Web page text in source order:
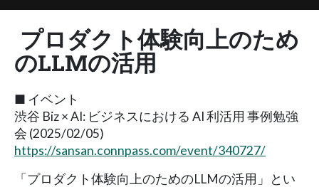
プロダクト体験向上のため
のLLMの活用
■ イベント
渋谷 Biz × AI: ビジネスにおける AI 利活用 事例勉強
会 (2025/02/05)
https://sansan.connpass.com/event/340727/
「プロダクト体験向上のためのLLMの活用」とい